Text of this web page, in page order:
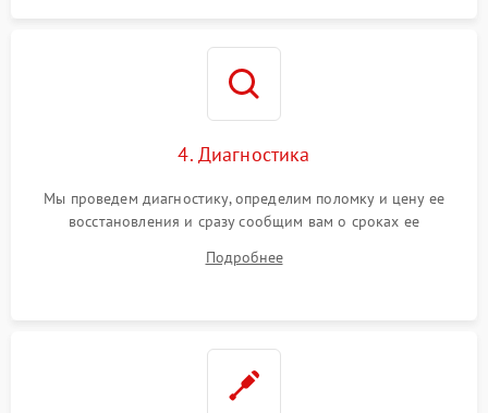
4. Диагностика
Мы проведем диагностику, определим поломку и цену ее
восстановления и сразу сообщим вам о сроках ее
Подробнее